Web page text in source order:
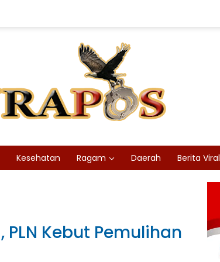
Kesehatan Ragam Daerah Berita Viral
Kebut Pemulihan